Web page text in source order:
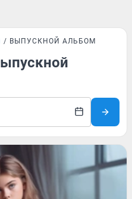
ВЫПУСКНОЙ АЛЬБОМ